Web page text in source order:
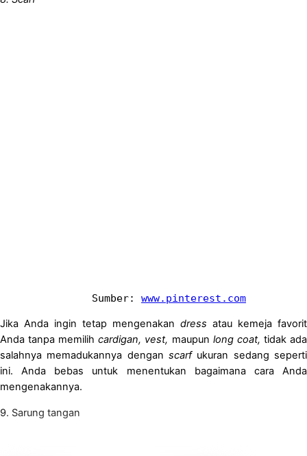
Sumber: www.pinterest.com
Jika Anda ingin tetap mengenakan dress atau kemeja favorit
Anda tanpa memilihcardigan, vest, maupun long coat, tidak ada
salahnya memadukannya dengan scarf ukuran sedang seperti
ini. Anda bebas untuk menentukan bagaimana cara Anda
mengenakannya.
9. Sarung tangan